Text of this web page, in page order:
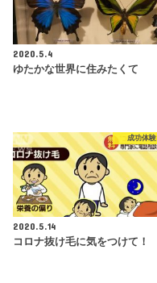
2020.5.4
ゆたかな世界に住みたくて
成功体験
2020.5.14
コロナ抜け毛に気をつけて！